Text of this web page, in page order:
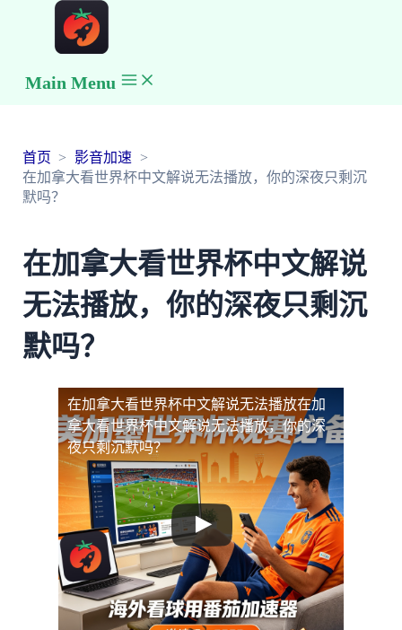
Main Menu
首页
影音加速
在加拿大看世界杯中文解说无法播放，你的深夜只剩沉
默吗？
在加拿大看世界杯中文解说
无法播放，你的深夜只剩沉
默吗？
在加拿大看世界杯中文解说无法播放在加
拿大看世界杯中文解说无法播放，你的深
夜只剩沉默吗？